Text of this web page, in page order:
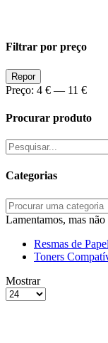
Filtrar por preço
Preço
Min
Preço
Max
Repor
Preço: 4 € — 11 €
Procurar produto
Pesquisar
por:
Categorias
Lamentamos, mas
Resmas de Papel
Toners
grelha
de
Lista
Mostrar
Produtos